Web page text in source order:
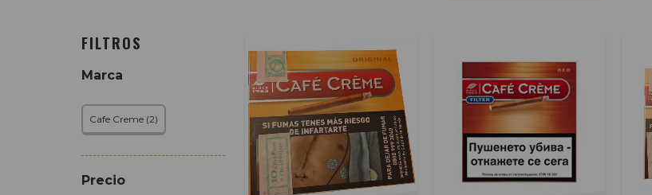
FILTROS
Marca
Cafe Creme (2)
Precio